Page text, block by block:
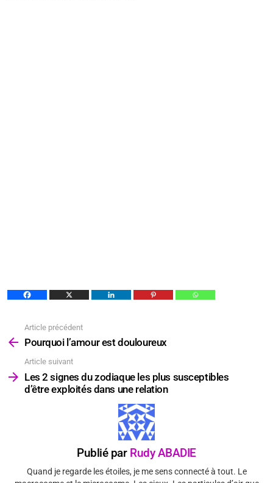
plus
Article précédent
Pourquoi l’amour est douloureux
Article suivant
Les 2 signes du zodiaque les plus susceptibles
d’être exploités dans une relation
Publié par Rudy ABADIE
Quand je regarde les étoiles, je me sens connecté à tout. Le